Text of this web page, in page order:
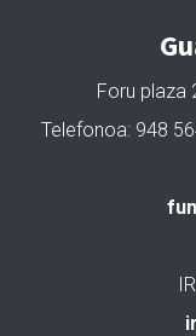
Foru plaza
Telefonoa: 948